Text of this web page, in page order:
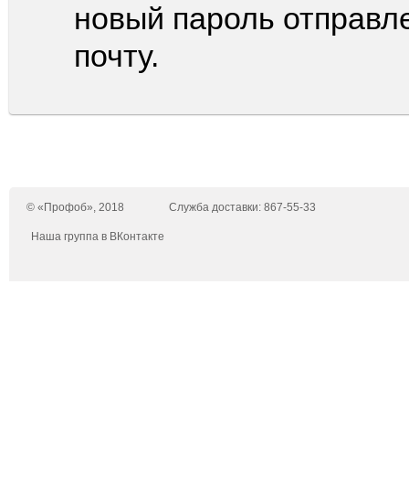
новый пароль
почту.
© «Профоб», 2018 Служба доставки: 867-55-33
Наша группа в ВКонтакте